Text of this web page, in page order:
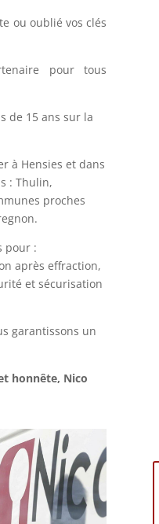
ou oublié vos clés
pour tous
de 15 ans sur la
à Hensies et dans
: Thulin,
proches
pour :
après effraction,
et sécurisation
garantissons un
honnête, Nico